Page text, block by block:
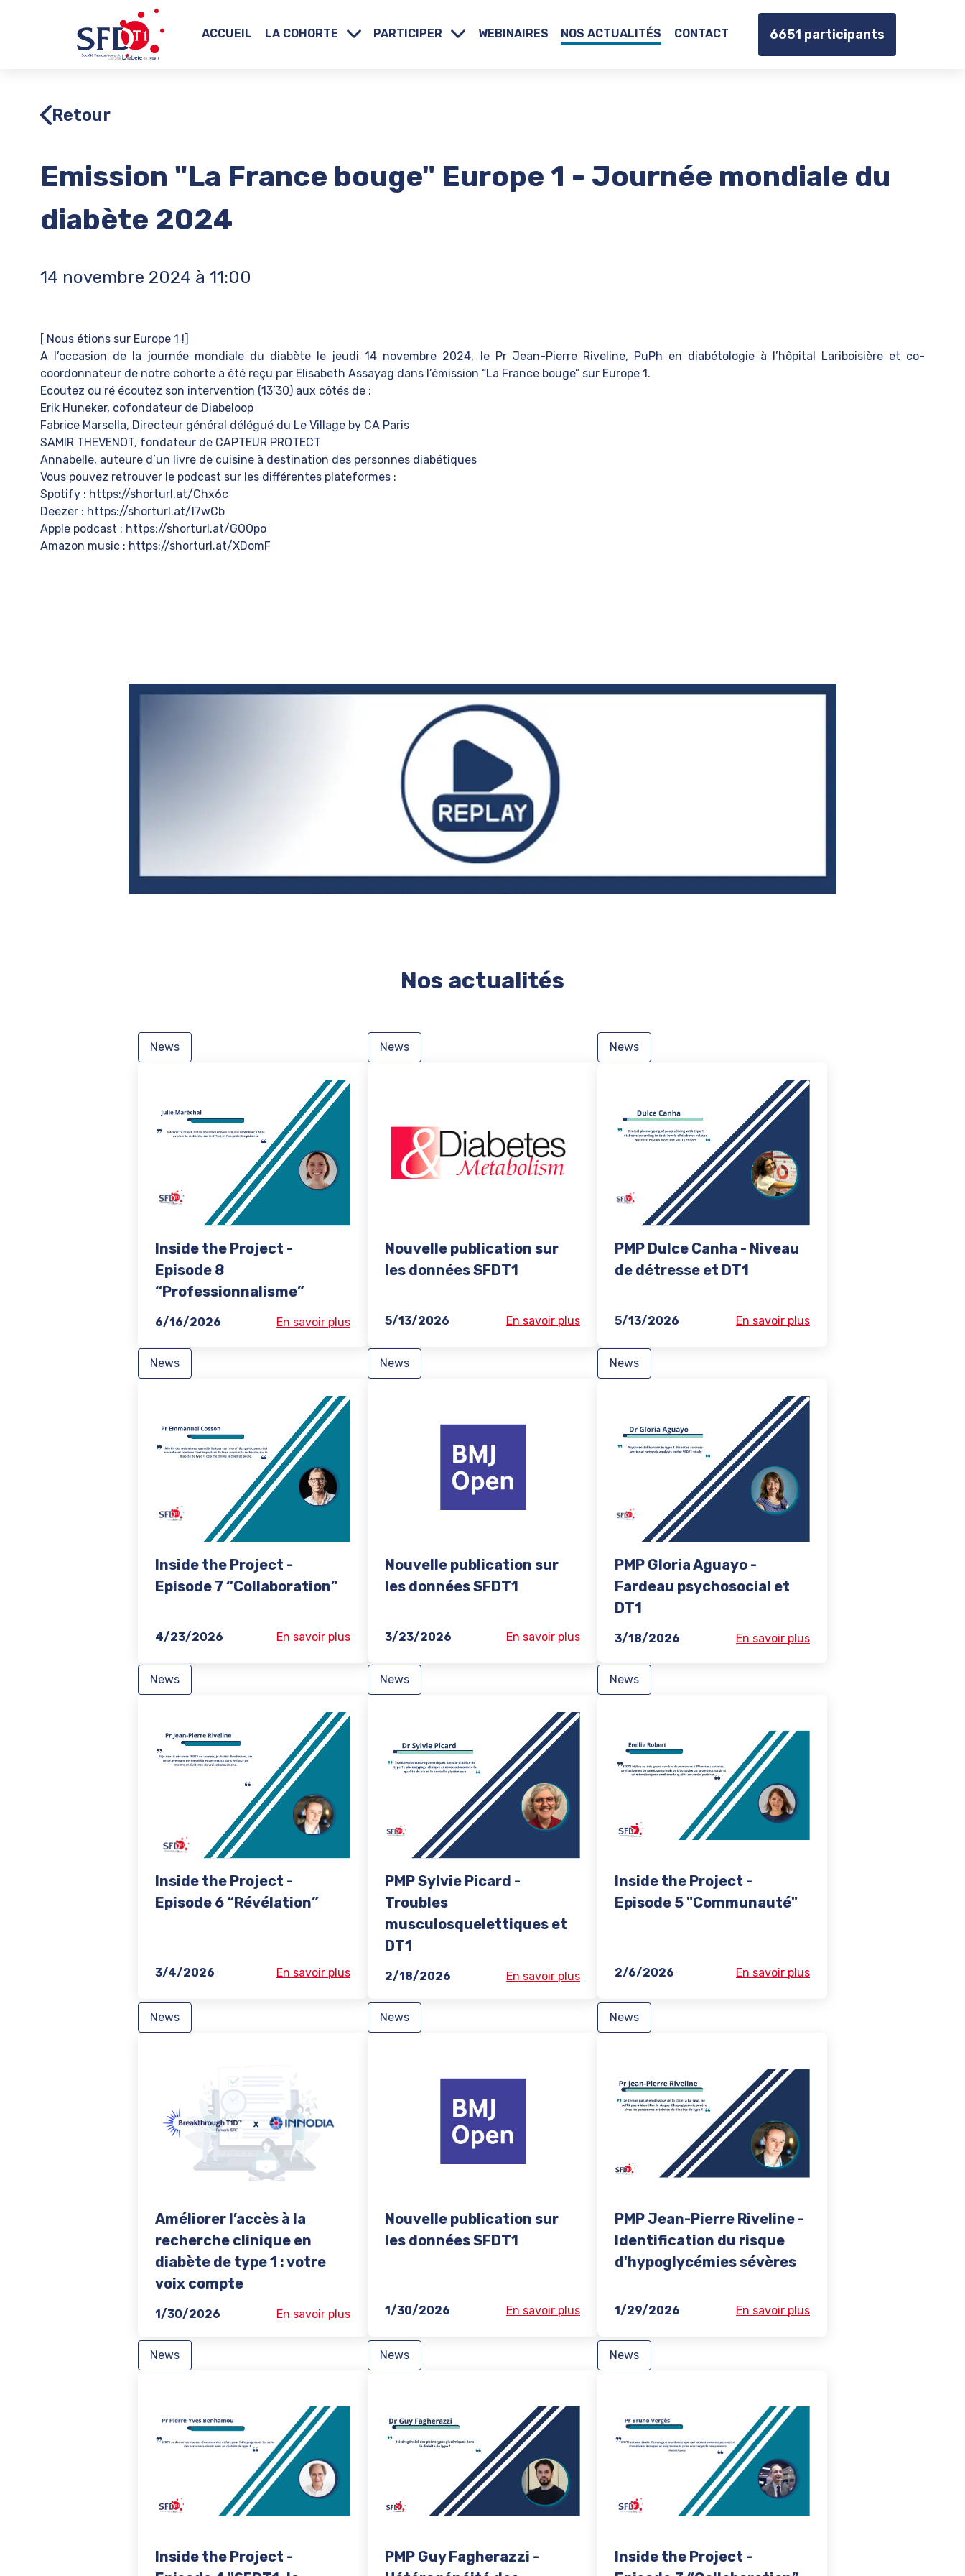
Naviguer vers l'accueil
ACCUEIL
LA COHORTE PARTICIPER WEBINAIRES NOS ACTUALITÉS CONTACT 6651 participants
Retour
Emission "La France bouge" Europe 1 - Journée mondiale du
diabète 2024
14 novembre 2024 à 11:00
[ Nous étions sur Europe 1 !]
A l’occasion de la journée mondiale du diabète le jeudi 14 novembre 2024, le Pr Jean-Pierre Riveline, PuPh en diabétologie à l’hôpital Lariboisière et co-
coordonnateur de notre cohorte a été reçu par Elisabeth Assayag dans l’émission “La France bouge” sur Europe 1.
Ecoutez ou ré écoutez son intervention (13’30) aux côtés de :
Erik Huneker, cofondateur de Diabeloop
Fabrice Marsella, Directeur général délégué du Le Village by CA Paris
SAMIR THEVENOT, fondateur de CAPTEUR PROTECT
Annabelle, auteure d’un livre de cuisine à destination des personnes diabétiques
Vous pouvez retrouver le podcast sur les différentes plateformes :
Spotify : https://shorturl.at/Chx6c
Deezer : https://shorturl.at/I7wCb
Apple podcast : https://shorturl.at/GOOpo
Amazon music : https://shorturl.at/XDomF
Nos actualités
News
Inside the Project -
Episode 8
“Professionnalisme”
En savoir plus
6/16/2026
News
Nouvelle publication sur
les données SFDT1
En savoir plus
5/13/2026
News
PMP Dulce Canha - Niveau
de détresse et DT1
En savoir plus
5/13/2026
News
Inside the Project -
Episode 7 “Collaboration”
En savoir plus
4/23/2026
News
Nouvelle publication sur
les données SFDT1
En savoir plus
3/23/2026
News
PMP Gloria Aguayo -
Fardeau psychosocial et
DT1
En savoir plus
3/18/2026
News
Inside the Project -
Episode 6 “Révélation”
En savoir plus
3/4/2026
News
PMP Sylvie Picard -
Troubles
musculosquelettiques et
DT1
En savoir plus
2/18/2026
News
Inside the Project -
Episode 5 "Communauté"
En savoir plus
2/6/2026
News
Améliorer l’accès à la
recherche clinique en
diabète de type 1 : votre
voix compte
En savoir plus
1/30/2026
News
Nouvelle publication sur
les données SFDT1
En savoir plus
1/30/2026
News
PMP Jean-Pierre Riveline -
Identification du risque
d'hypoglycémies sévères
En savoir plus
1/29/2026
News
Inside the Project -
News
PMP Guy Fagherazzi -
News
Inside the Project -